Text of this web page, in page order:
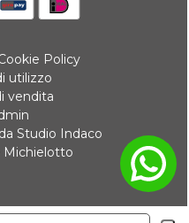
Policy
utilizzo
vendita
Studio Indaco
Michielotto